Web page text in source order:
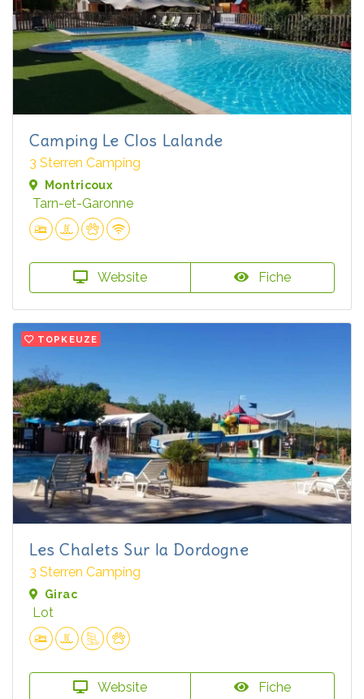
Camping Le Clos Lalande
3 Sterren Camping
Montricoux
Tarn-et-Garonne
Website Fiche
TOPKEUZE
Les Chalets Sur la Dordogne
3 Sterren Camping
Girac
Lot
Website Fiche